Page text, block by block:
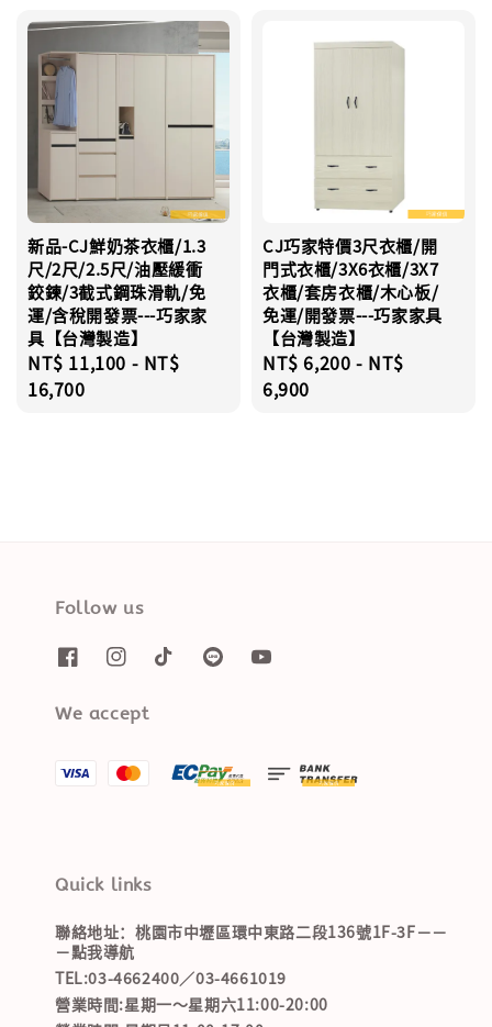
新品-CJ鮮奶茶衣櫃/1.3
尺/2尺/2.5尺/油壓緩衝
鉸鍊/3截式鋼珠滑軌/免
運/含稅開發票---巧家家
具【台灣製造】
Regular
price
NT$ 11,100 - NT$
16,700
CJ巧家特價3尺衣櫃/開
門式衣櫃/3X6衣櫃/3X7
衣櫃/套房衣櫃/木心板/
免運/開發票---巧家家具
【台灣製造】
Regular
price
NT$ 6,200 - NT$
6,900
Follow us
We accept
Quick links
聯絡地址：桃園市中壢區環中東路二段136號1F-3F－－
－點我導航
TEL:03-4662400／03-4661019
營業時間:星期一～星期六11:00-20:00